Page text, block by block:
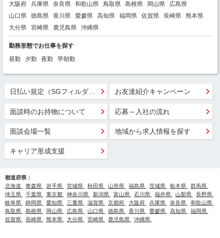
大阪府
兵庫県 奈良県 和歌山県 鳥取県 島根県 岡山県
広島県
山口県
徳島県 香川県 愛媛県 高知県 福岡県 佐賀県 長崎県
熊本県
大分県
宮崎県 鹿児島県 沖縄県
勤務形態でお仕事を探す
昼勤
夕勤 夜勤 早朝勤
日払い規定（SGフィルダー） お友達紹介キャンペーン
面談時のお持物について 応募～入社の流れ
面談会場一覧 地域から求人情報を探す
キャリア形成支援
都道府県：
北海道
青森県 岩手県 宮城県 秋田県 山形県 福島県 茨城県 栃木県
群馬県
埼玉県
千葉県 東京都 神奈川県 新潟県 富山県 石川県 福井県 山梨県
長野県
岐阜県
静岡県 愛知県 三重県 滋賀県 京都府 大阪府 兵庫県 奈良県
和歌山県
鳥取県
島根県 岡山県 広島県 山口県 徳島県 香川県 愛媛県 高知県
福岡県
佐賀県
長崎県 熊本県 大分県 宮崎県 鹿児島県 沖縄県